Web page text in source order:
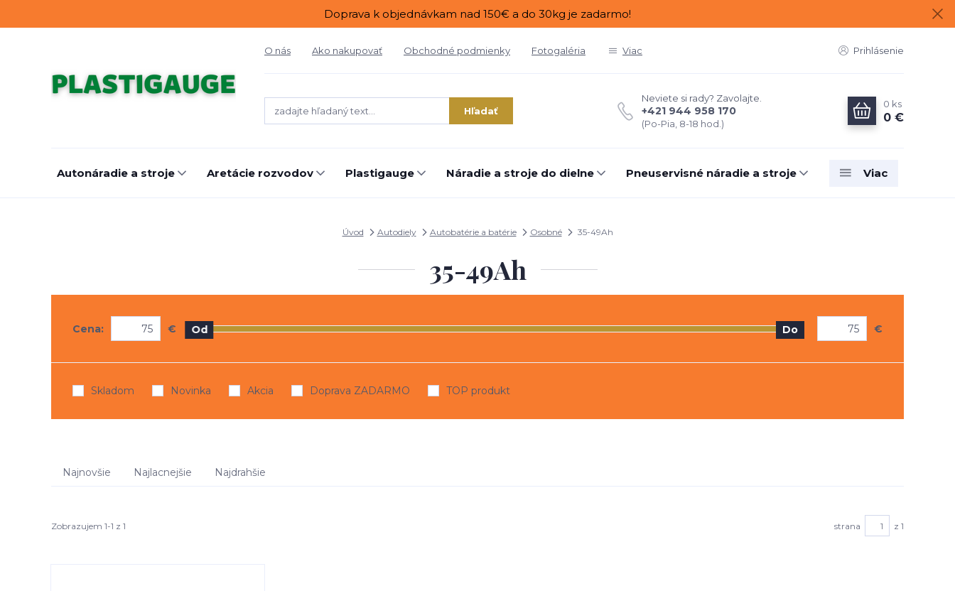
Doprava k objednávkam nad 150€ a do 30kg je zadarmo!
O nás Ako nakupovať Obchodné podmienky Fotogaléria Viac Prihlásenie
Hľadať
Neviete si rady? Zavolajte.
+421 944 958 170
(Po-Pia, 8-18 hod.)
0 ks
0 €
Autonáradie a stroje Aretácie rozvodov Plastigauge Náradie a stroje do dielne Pneuservisné náradie a stroje Viac
Úvod Autodiely Autobatérie a batérie Osobné 35-49Ah
35-49Ah
Cena: € Od Do €
Skladom Novinka Akcia Doprava ZADARMO TOP produkt
Najnovšie Najlacnejšie Najdrahšie
Zobrazujem 1-1 z 1 strana z 1